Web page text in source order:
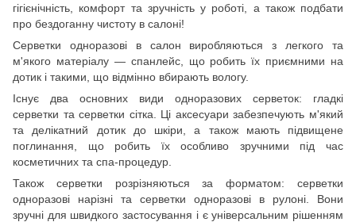
гігієнічність, комфорт та зручність у роботі, а також подбати
про бездоганну чистоту в салоні!
Серветки одноразові в салон виробляються з легкого та
м'якого матеріалу — спанлейс, що робить їх приємними на
дотик і такими, що відмінно вбирають вологу.
Існує два основних види одноразових серветок: гладкі
серветки та серветки сітка. Ці аксесуари забезпечують м'який
та делікатний дотик до шкіри, а також мають підвищене
поглинання, що робить їх особливо зручними під час
косметичних та спа-процедур.
Також серветки розрізняються за форматом: серветки
одноразові нарізні та серветки одноразові в рулоні. Вони
зручні для швидкого застосування і є універсальним рішенням